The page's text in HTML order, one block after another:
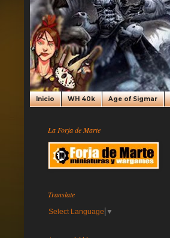
Inicio WH 40k Age of Sigmar
La Forja de Marte
Translate
Select Language ▼